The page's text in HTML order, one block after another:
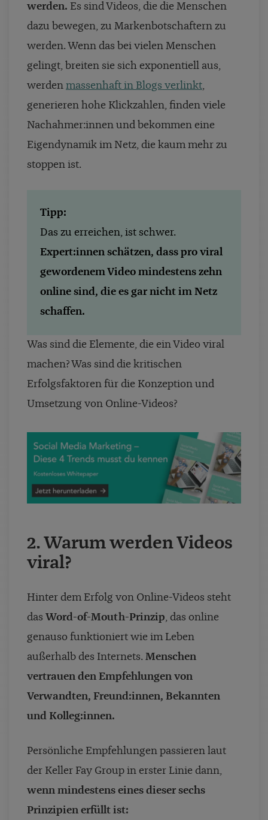
werden. Es sind Videos, die die Menschen
dazu bewegen, zu Markenbotschaftern zu
werden. Wenn das bei vielen Menschen
gelingt, breiten sie sich exponentiell aus,
werden massenhaft in Blogs verlinkt,
generieren hohe Klickzahlen, finden viele
Nachahmer:innen und bekommen eine
Eigendynamik im Netz, die kaum mehr zu
stoppen ist.
Tipp:
Das zu erreichen, ist schwer.
Expert:innen schätzen, dass pro viral
gewordenem Video mindestens zehn
online sind, die es gar nicht im Netz
schaffen.
Was sind die Elemente, die ein Video viral
machen? Was sind die kritischen
Erfolgsfaktoren für die Konzeption und
Umsetzung von Online-Videos?
2. Warum werden Videos
viral?
Hinter dem Erfolg von Online-Videos steht
das Word-of-Mouth-Prinzip, das online
genauso funktioniert wie im Leben
außerhalb des Internets. Menschen
vertrauen den Empfehlungen von
Verwandten, Freund:innen, Bekannten
und Kolleg:innen.
Persönliche Empfehlungen passieren laut
der Keller Fay Group in erster Linie dann,
wenn mindestens eines dieser sechs
Prinzipien erfüllt ist: